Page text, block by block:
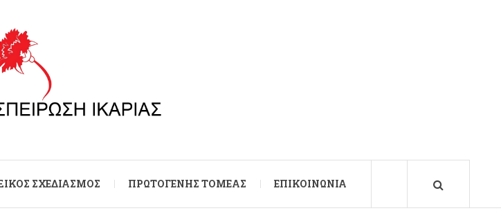
ΣΧΕΔΙΑΣΜΌΣ ΠΡΩΤΟΓΕΝΉΣ ΤΟΜΈΑΣ ΕΠΙΚΟΙΝΩΝΊΑ